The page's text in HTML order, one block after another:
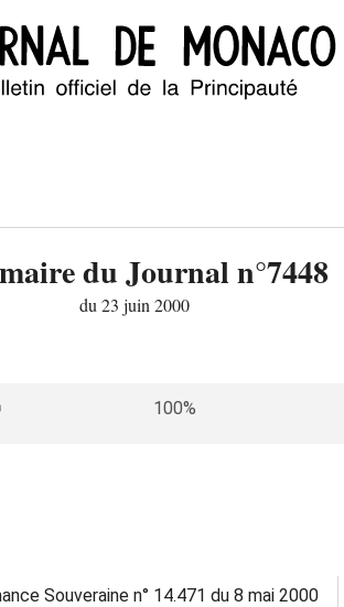
du Journal n°7448
du 23 juin 2000
100%
Souveraine n° 14.471 du 8 mai 2000